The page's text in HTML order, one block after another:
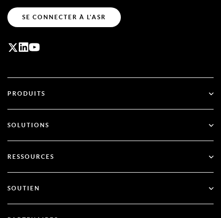
SE CONNECTER À L'ASR
PRODUITS
SecurID
SOLUTIONS
Authentification multifactorielle
RESSOURCES
Blog
SOUTIEN